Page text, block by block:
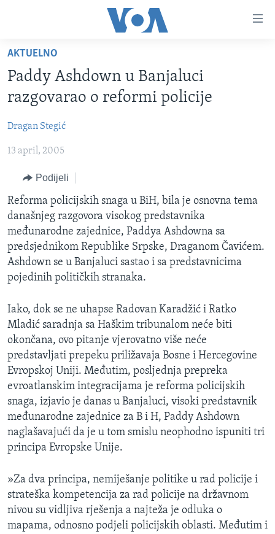
glavni
sadržaj
na
glavnu
navigaciju
Idi
pretragu
TV PROGRAM
FOTOGRAFIJE DANA
VIJESTI
SJEDINJENE AMERIČKE DRŽAVE
BOSNA I HERCEGOVINA
SVIJET
NAUKA I TEHNOLOGIJA
SPECIJALNI PROJEKTI
KORUPCIJA
SLOBODA MEDIJA
ŽENSKA STRANA
IZBJEGLIČKA STRANA
MAGAZIN
O GLASU AMERIKE
Learning English
PRATITE NAS
Jezici
AKTUELNO
Paddy Ashdown u Banjaluci
razgovarao o reformi policije
Dragan Stegić
13 april, 2005
Podijeli
Reforma policijskih snaga u BiH, bila je osnovna tema
današnjeg razgovora visokog predstavnika
međunarodne zajednice, Paddya Ashdowna sa
predsjednikom Republike Srpske, Draganom Čavićem.
Ashdown se u Banjaluci sastao i sa predstavnicima
pojedinih političkih stranaka.
Iako, dok se ne uhapse Radovan Karadžić i Ratko
Mladić saradnja sa Haškim tribunalom neće biti
okončana, ovo pitanje vjerovatno više neće
predstavljati prepeku priližavaja Bosne i Hercegovine
Evropskoj Uniji. Međutim, posljednja prepreka
evroatlanskim integracijama je reforma policijskih
snaga, izjavio je danas u Banjaluci, visoki predstavnik
međunarodne zajednice za B i H, Paddy Ashdown
naglašavajući da je u tom smislu neophodno ispuniti tri
principa Evropske Unije.
»Za dva principa, nemiješanje politike u rad policije i
strateška kompetencija za rad policije na državnom
nivou su vidljiva rješenja a najteža je odluka o
mapama, odnosno podjeli policijskih oblasti. Međutim i